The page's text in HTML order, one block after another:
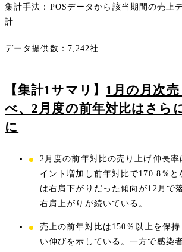
集計手法：POSデータから該当期間の売上
計
データ提供数：7,242社
【集計1サマリ】 1月の月次
べ、2月度の前年対比はさら
に
2月度の前年対比の売り上げ伸長率
イント増加し前年対比で170.8％
は右肩下がりだった傾向が12月で
右肩上がりが続いている。
売上の前年対比は150％以上を保
い伸びを示している。一方で感染